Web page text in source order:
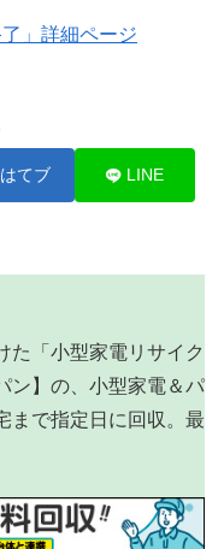
」詳細ページ
はてブ LINE
た「小型家電リサイク
ン】の、小型家電＆パ
まで指定日に回収。最